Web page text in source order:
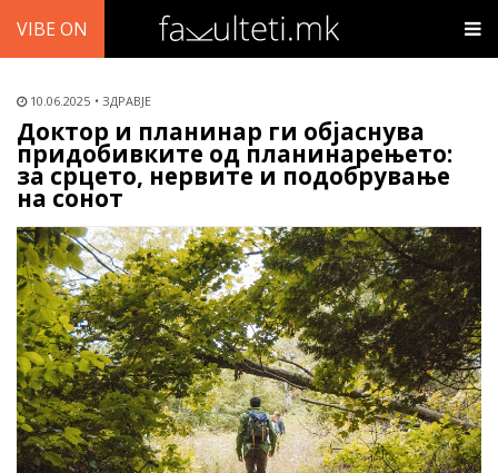
VIBE ON
10.06.2025 ЗДРАВЈЕ
Доктор и планинар ги објаснува
придобивките од планинарењето:
за срцето, нервите и подобрување
на сонот